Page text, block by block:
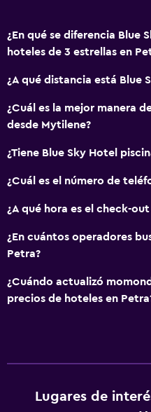
¿En qué se diferencia Blue
hoteles de 3 estrellas en
¿A qué distancia está Blue
¿Cuál es la mejor manera
desde Mytilene?
¿Tiene Blue Sky Hotel
¿Cuál es el número de
¿A qué hora es el check-
¿En cuántos operadores
Petra?
¿Cuándo actualizó
precios de hoteles en
Lugares de